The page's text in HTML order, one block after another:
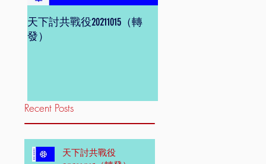
天下討共戰役20211015（轉
發）
Recent Posts
天下討共戰役